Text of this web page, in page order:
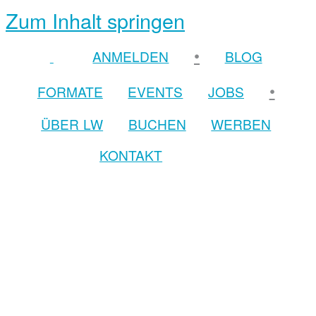
Zum Inhalt springen
ANMELDEN •
BLOG
FORMATE
EVENTS JOBS •
ÜBER LW BUCHEN
WERBEN
KONTAKT